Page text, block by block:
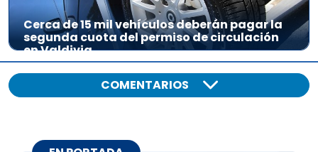
Cerca de 15 mil vehículos deberán pagar la
segunda cuota del permiso de circulación
en Valdivia
COMENTARIOS